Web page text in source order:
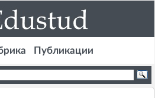
Публикации